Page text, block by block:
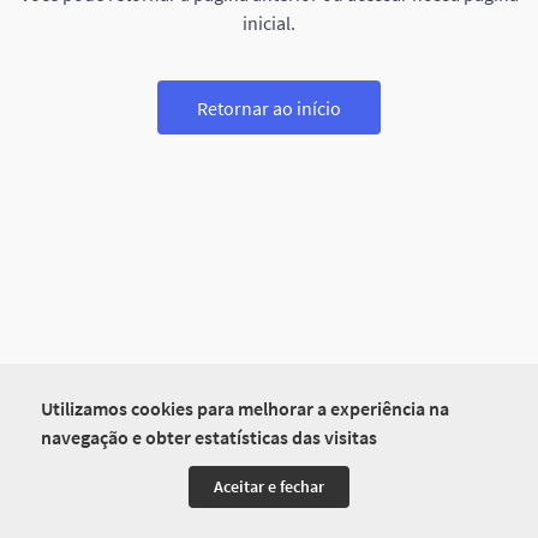
Utilizamos cookies para melhorar a experiência na
navegação e obter estatísticas das visitas
Aceitar e fechar
inicial.
Retornar ao início